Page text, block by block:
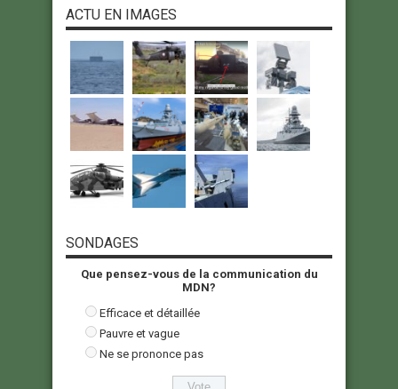
ACTU EN IMAGES
SONDAGES
Que pensez-vous de la communication du
MDN?
Efficace et détaillée
Pauvre et vague
Ne se prononce pas